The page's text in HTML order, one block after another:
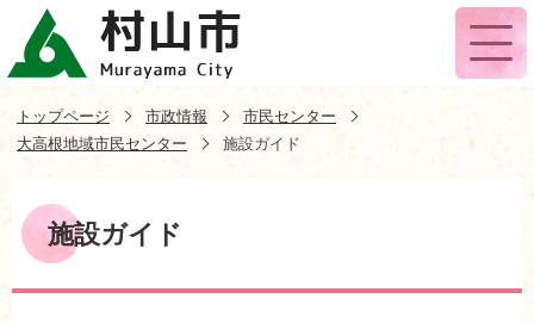
トップページ 市政情報
市民センター
大高根地域市民センター
施設ガイド
施設ガイド